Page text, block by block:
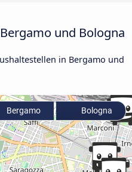
und Bologna
in Bergamo und
Bergamo Bologna